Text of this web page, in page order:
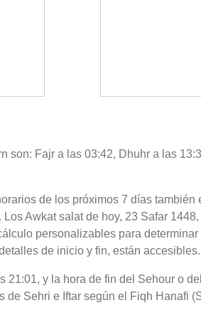
son: Fajr a las 03:42, Dhuhr a las
de los próximos 7 días
Awkat salat de hoy, 23 Safar
personalizables para
de inicio y fin, están accesibles.
21:01, y la hora de fin del Sehour o
Sehri e Iftar según el Fiqh Hanafi